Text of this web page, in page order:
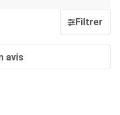
Filtrer
avis